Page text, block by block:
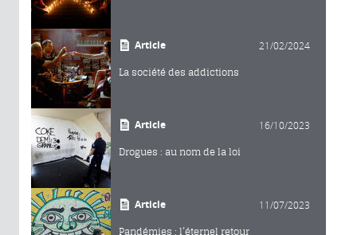
Article 21/02/2024
La société des addictions
Article 16/10/2023
Drogues : au nom de la loi
Article 11/07/2023
Pandémies : l’éternel retour